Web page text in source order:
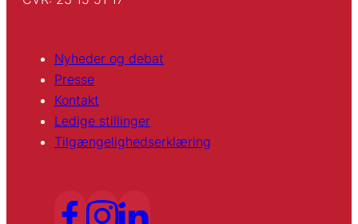
Nyheder og debat
Presse
Kontakt
Ledige stillinger
Tilgængelighedserklæring